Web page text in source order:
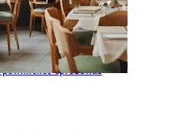
spróbować